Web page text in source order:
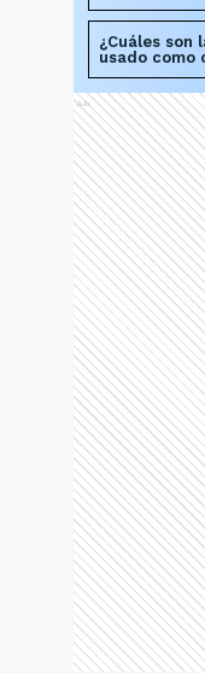
¿Cuáles son
usado como
Ads